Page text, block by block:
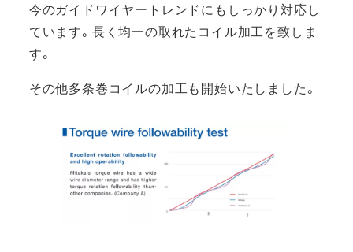
今のガイドワイヤートレンドにもしっかり対応し
ています。長く均一の取れたコイル加工を致しま
す。
その他多条巻コイルの加工も開始いたしました。